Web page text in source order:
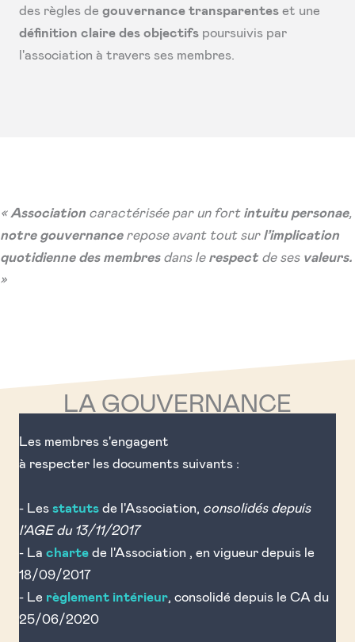
des règles de gouvernance transparentes et une
définition claire des objectifs poursuivis par
l'association à travers ses membres.
« Association caractérisée par un fort intuitu personae,
notre gouvernancerepose avant tout sur l’implication
quotidienne des membresdans le respect de sesvaleurs.
»
LA GOUVERNANCE
Les membres s'engagent
à respecter les documents suivants :
- Les statuts de l'Association, consolidés depuis
l'AGE du 13/11/2017
- La charte de l'Association , en vigueur depuis le
18/09/2017
- Le règlement intérieur , consolidé depuis le CA du
25/06/2020